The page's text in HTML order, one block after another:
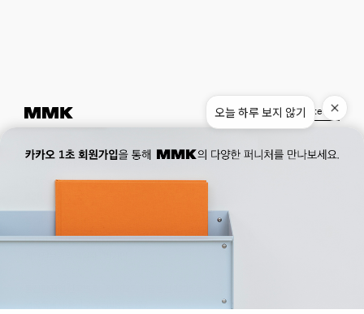
대표자 : 박기민 사업자 등록번호 : 821-86-02281
Museum. 02. 777. 5887 Office.02. 777. 5778
177, Duteopbawi-ro, Yongsan-gu, Seoul, Korea
Official : hello@mmk-seoul.com
Instagram Pinterest
오늘 하루 보지 않기